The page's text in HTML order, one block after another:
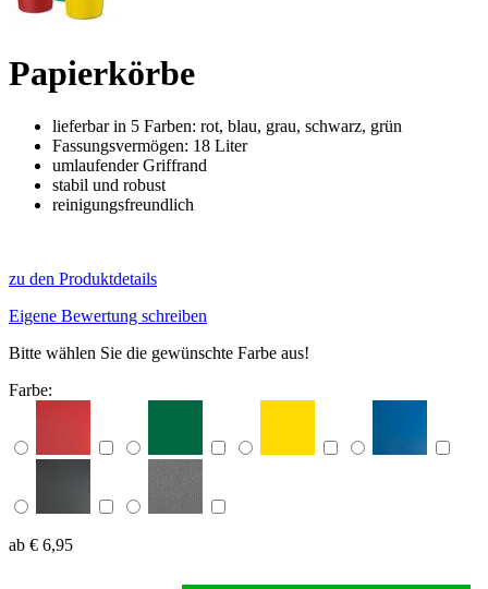
Papierkörbe
lieferbar in 5 Farben: rot, blau, grau, schwarz, grün
Fassungsvermögen: 18 Liter
umlaufender Griffrand
stabil und robust
reinigungsfreundlich
zu den Produktdetails
Eigene Bewertung schreiben
Bitte wählen Sie die gewünschte Farbe aus!
Farbe:
ab € 6,95